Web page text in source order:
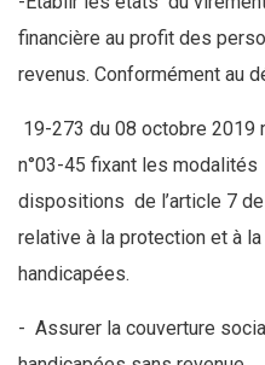
financière au profit des
revenus. Conformément au
19-273 du 08 octobre
n°03-45 fixant les modalités
dispositions de l’article 7
relative à la protection et à
handicapées.
- Assurer la couverture